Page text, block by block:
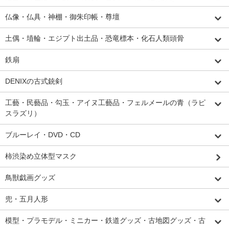
仏像・仏具・神棚・御朱印帳・尊壇
土偶・埴輪・エジプト出土品・恐竜標本・化石人類頭骨
鉄扇
DENIXの古式銃剣
工藝・民藝品・勾玉・アイヌ工藝品・フェルメールの青（ラピ
スラズリ）
ブルーレイ・DVD・CD
柿渋染め立体型マスク
鳥獣戯画グッズ
兜・五月人形
模型・プラモデル・ミニカー・鉄道グッズ・古地図グッズ・古